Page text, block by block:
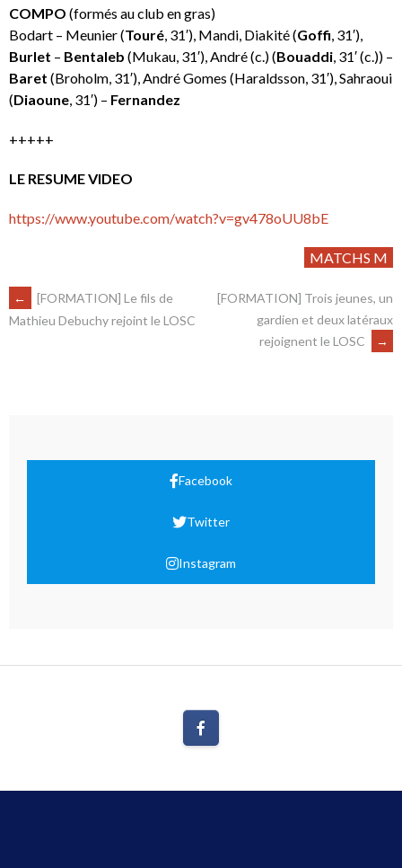
COMPO (formés au club en gras)
Bodart – Meunier (Touré, 31′), Mandi, Diakité (Goffi, 31′),
Burlet – Bentaleb (Mukau, 31′), André (c.) (Bouaddi, 31′ (c.)) –
Baret (Broholm, 31′), André Gomes (Haraldsson, 31′), Sahraoui
(Diaoune, 31′) – Fernandez
+++++
LE RESUME VIDEO
https://www.youtube.com/watch?v=gv478oUU8bE
MATCHS M
←
[FORMATION] Le fils de
Mathieu Debuchy rejoint le LOSC
[FORMATION] Trois jeunes, un
gardien et deux latéraux
rejoignent le LOSC
→
Facebook
Twitter
Instagram